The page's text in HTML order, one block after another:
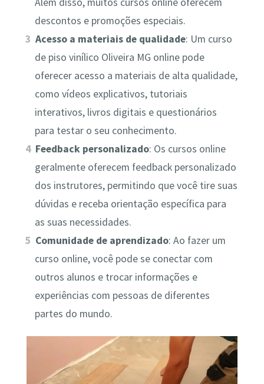
descontos e promoções especiais.
Acesso a materiais de qualidade: Um curso
de piso vinílico Oliveira MG online pode
oferecer acesso a materiais de alta qualidade,
como vídeos explicativos, tutoriais
interativos, livros digitais e questionários
para testar o seu conhecimento.
Feedback personalizado: Os cursos online
geralmente oferecem feedback personalizado
dos instrutores, permitindo que você tire suas
dúvidas e receba orientação específica para
as suas necessidades.
Comunidade de aprendizado: Ao fazer um
curso online, você pode se conectar com
outros alunos e trocar informações e
experiências com pessoas de diferentes
partes do mundo.